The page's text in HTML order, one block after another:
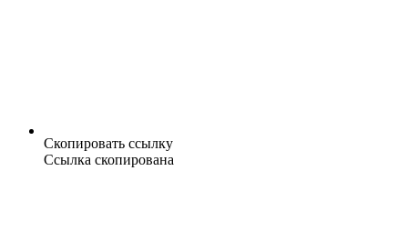
Скопировать ссылку
Ссылка скопирована